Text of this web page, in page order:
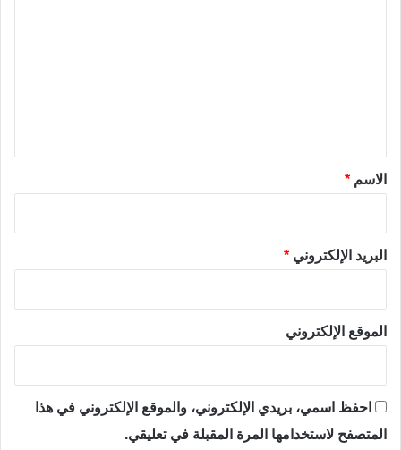
*الاسم *
البريد الإلكتروني *
الموقع الإلكتروني
احفظ اسمي، بريدي الإلكتروني، والموقع الإلكتروني في هذا
المتصفح لاستخدامها المرة المقبلة في تعليقي.